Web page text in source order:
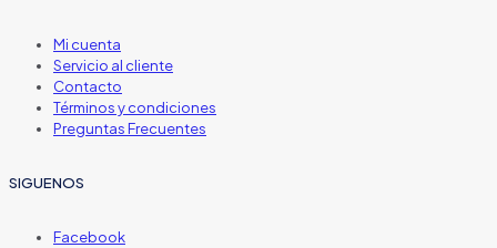
Mi cuenta
Servicio al cliente
Contacto
Términos y condiciones
Preguntas Frecuentes
SIGUENOS
Facebook